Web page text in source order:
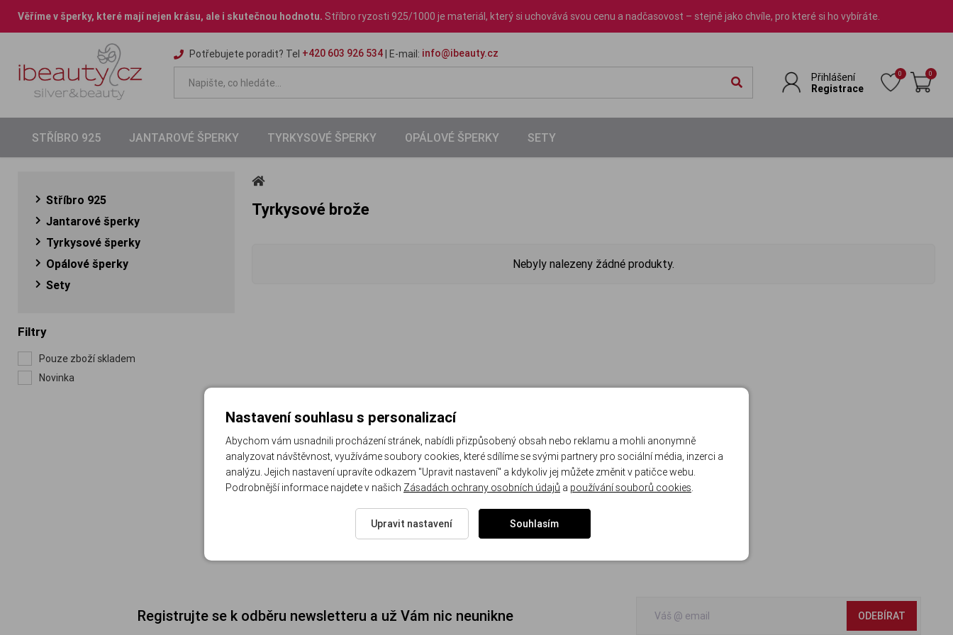
Věříme v šperky, které mají nejen krásu, ale i skutečnou hodnotu.Stříbro ryzosti 925/1000 je materiál, který si uchovává svou cenu a nadčasovost – stejně jako chvíle, pro které si ho vybíráte.
Potřebujete poradit? Tel +420 603 926 534| E-mail: info@ibeauty.cz
Přihlášení
Registrace
0 0
STŘÍBRO 925 JANTAROVÉ ŠPERKY TYRKYSOVÉ ŠPERKY OPÁLOVÉ ŠPERKY SETY
Stříbro 925
Jantarové šperky
Tyrkysové šperky
Opálové šperky
Sety
Filtry
Pouze zboží skladem
Novinka
Tyrkysové brože
Nebyly nalezeny žádné produkty.
Registrujte se k odběru newsletteru a už Vám nic neunikne ODEBÍRAT
Nastavení souhlasu s personalizací
Abychom vám usnadnili procházení stránek, nabídli přizpůsobený obsah nebo reklamu a mohli anonymně
analyzovat návštěvnost, využíváme soubory cookies, které sdílíme se svými partnery pro sociální média, inzerci a
analýzu. Jejich nastavení upravíte odkazem "Upravit nastavení" a kdykoliv jej můžete změnit v patičce webu.
Podrobnější informace najdete v našich Zásadách ochrany osobních údajů a používání souborů cookies
Upravit nastavení Souhlasím